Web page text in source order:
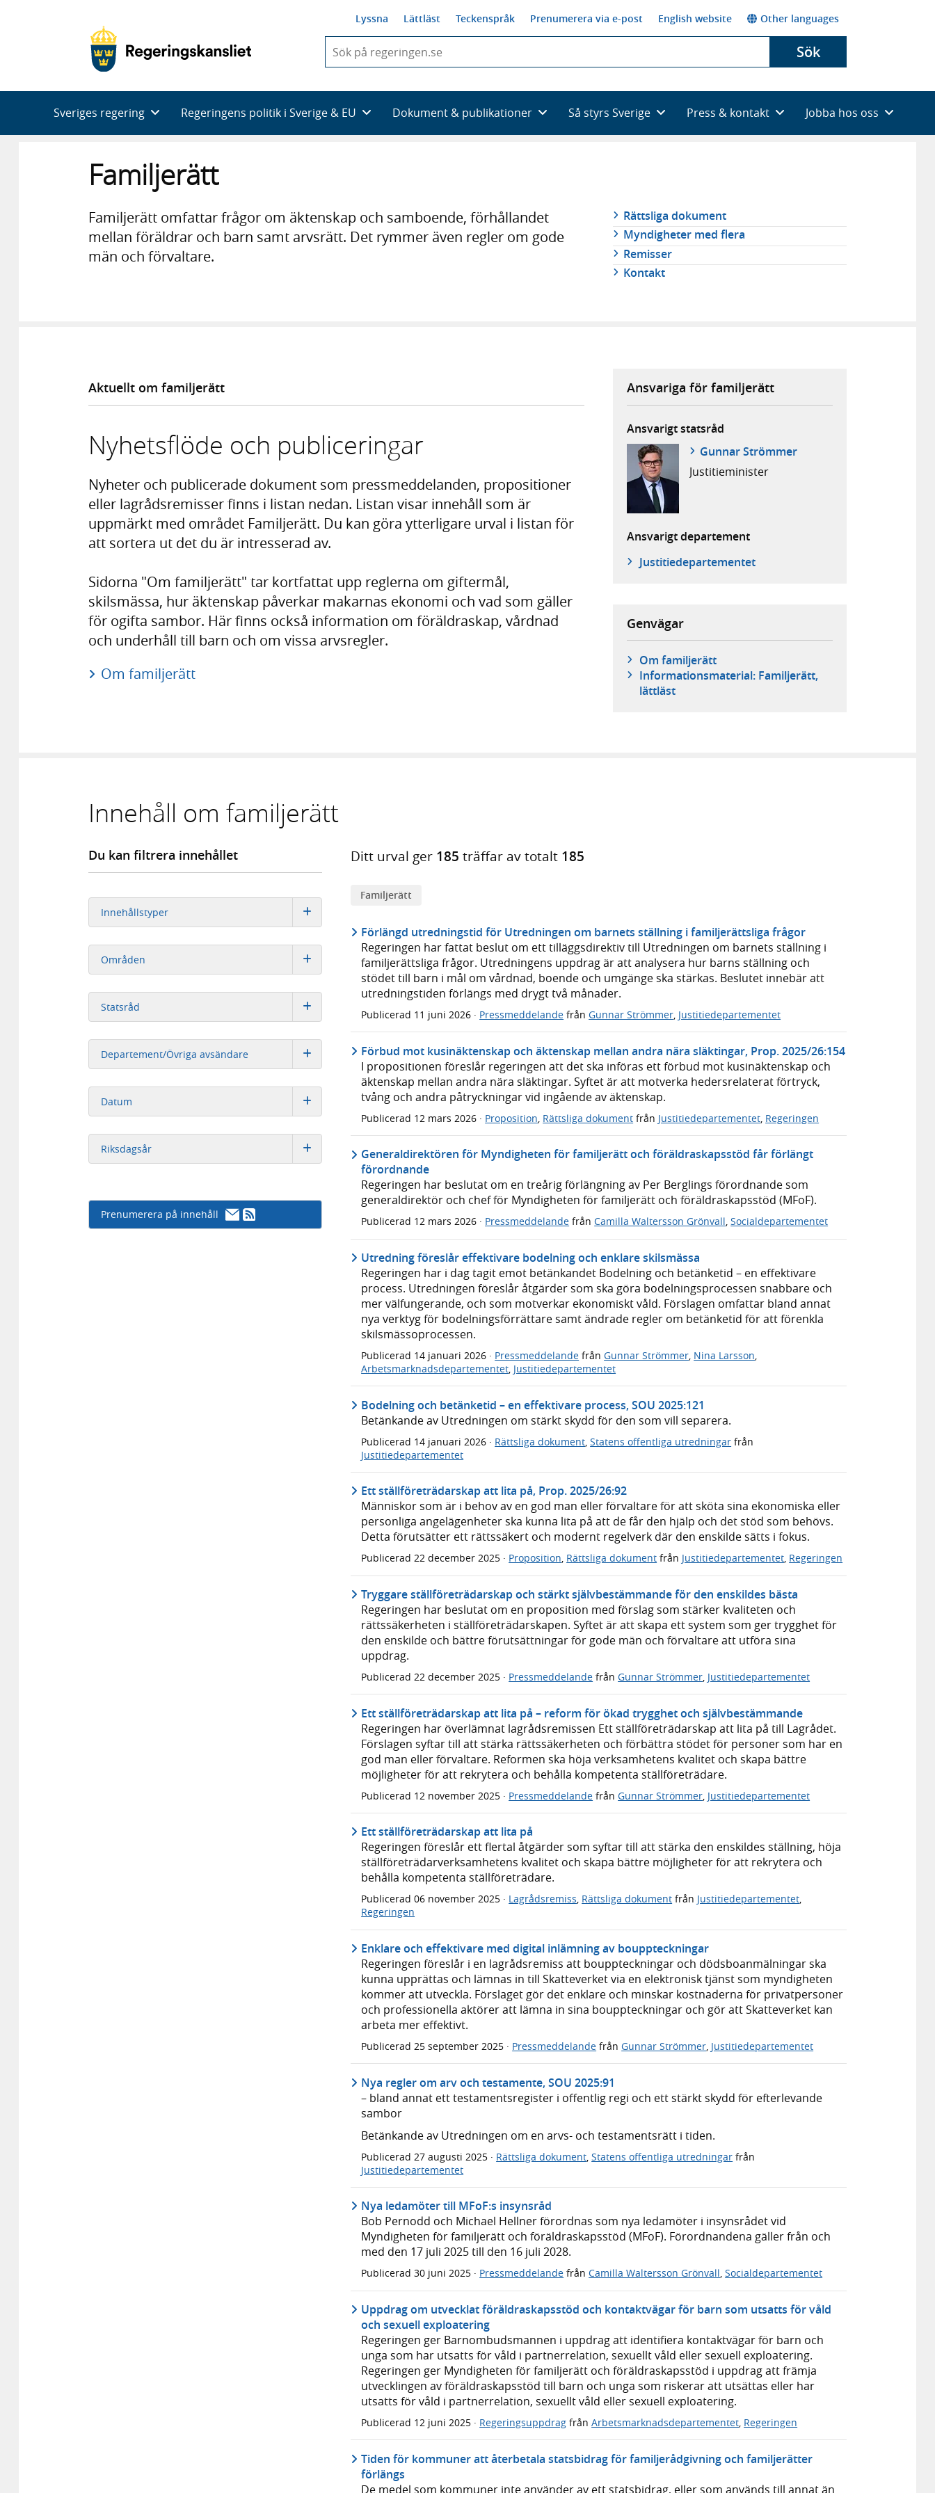
Lyssna Lättläst Teckenspråk Prenumerera via e-post English website Other languages
du
skriva
framträder
en
Sök
Sveriges regering Regeringens politik i Sverige & EU Dokument & publikationer Så styrs Sverige Press & kontakt Jobba hos oss
Familjerätt
Familjerätt omfattar frågor om äktenskap och samboende, förhållandet
mellan föräldrar och barn samt arvsrätt. Det rymmer även regler om gode
män och förvaltare.
Relaterad
navigering
Rättsliga dokument
Myndigheter med flera
Remisser
Kontakt
Ansvariga för familjerätt
Ansvarigt statsråd
Gunnar Strömmer
Justitie­minister
Ansvarigt departement
Justitie­departementet
Genvägar
Om familjerätt
Informationsmaterial: Familjerätt,
lättläst
Aktuellt om familjerätt
Nyhetsflöde och publiceringar
Nyheter och publicerade dokument som pressmeddelanden, propositioner
eller lagrådsremisser finns i listan nedan. Listan visar innehåll som är
uppmärkt med området Familjerätt. Du kan göra ytterligare urval i listan för
att sortera ut det du är intresserad av.
Sidorna "Om familjerätt" tar kortfattat upp reglerna om giftermål,
skilsmässa, hur äktenskap påverkar makarnas ekonomi och vad som gäller
för ogifta sambor. Här finns också information om föräldraskap, vårdnad
och underhåll till barn och om vissa arvsregler.
Om familjerätt
Innehåll om familjerätt
Du kan filtrera innehållet
Innehållstyper
Områden
Statsråd
Departement/Övriga avsändare
Datum
Riksdagsår
Prenumerera på innehåll
Ditt urval ger 185 träffar av totalt 185
Familjerätt
Förlängd utredningstid för Utredningen om barnets ställning i familjerättsliga frågor
Regeringen har fattat beslut om ett tilläggsdirektiv till Utredningen om barnets ställning i
familjerättsliga frågor. Utredningens uppdrag är att analysera hur barns ställning och
stödet till barn i mål om vårdnad, boende och umgänge ska stärkas. Beslutet innebär att
utredningstiden förlängs med drygt två månader.
Publicerad 11 juni 2026 · Pressmeddelande frånGunnar Strömmer, Justitiedepartementet
Förbud mot kusinäktenskap och äktenskap mellan andra nära släktingar, Prop. 2025/26:154
I propositionen föreslår regeringen att det ska införas ett förbud mot kusinäktenskap och
äktenskap mellan andra nära släktingar. Syftet är att motverka hedersrelaterat förtryck,
tvång och andra påtryckningar vid ingående av äktenskap.
Publicerad 12 mars 2026 · Proposition Rättsliga dokument från Justitiedepartementet Regeringen
Generaldirektören för Myndigheten för familjerätt och föräldraskapsstöd får förlängt
förordnande
Regeringen har beslutat om en treårig förlängning av Per Berglings förordnande som
generaldirektör och chef för Myndigheten för familjerätt och föräldraskapsstöd (MFoF).
Publicerad 12 mars 2026 · Pressmeddelande frånCamilla Waltersson Grönvall,Socialdepartementet
Utredning föreslår effektivare bodelning och enklare skilsmässa
Regeringen har i dag tagit emot betänkandet Bodelning och betänketid – en effektivare
process. Utredningen föreslår åtgärder som ska göra bodelningsprocessen snabbare och
mer välfungerande, och som motverkar ekonomiskt våld. Förslagen omfattar bland annat
nya verktyg för bodelningsförrättare samt ändrade regler om betänketid för att förenkla
skilsmässoprocessen.
Publicerad 14 januari 2026 · Pressmeddelande frånGunnar Strömmer, Nina Larsson,
Arbetsmarknadsdepartementet, Justitiedepartementet
Bodelning och betänketid – en effektivare process, SOU 2025:121
Betänkande av Utredningen om stärkt skydd för den som vill separera.
Publicerad 14 januari 2026 · Rättsliga dokument ,Statens offentliga utredningar från
Justitiedepartementet
Ett ställföreträdarskap att lita på, Prop. 2025/26:92
Människor som är i behov av en god man eller förvaltare för att sköta sina ekonomiska eller
personliga angelägenheter ska kunna lita på att de får den hjälp och det stöd som behövs.
Detta förutsätter ett rättssäkert och modernt regelverk där den enskilde sätts i fokus.
Publicerad22 december 2025 · Proposition, Rättsliga dokument från Justitiedepartementet, Regeringen
Tryggare ställföreträdarskap och stärkt självbestämmande för den enskildes bästa
Regeringen har beslutat om en proposition med förslag som stärker kvaliteten och
rättssäkerheten i ställföreträdarskapen. Syftet är att skapa ett system som ger trygghet för
den enskilde och bättre förutsättningar för gode män och förvaltare att utföra sina
uppdrag.
Publicerad22 december 2025 · Pressmeddelande frånGunnar Strömmer, Justitiedepartementet
Ett ställföreträdarskap att lita på – reform för ökad trygghet och självbestämmande
Regeringen har överlämnat lagrådsremissen Ett ställföreträdarskap att lita på till Lagrådet.
Förslagen syftar till att stärka rättssäkerheten och förbättra stödet för personer som har en
god man eller förvaltare. Reformen ska höja verksamhetens kvalitet och skapa bättre
möjligheter för att rekrytera och behålla kompetenta ställföreträdare.
Publicerad 12 november 2025 · Pressmeddelande frånGunnar Strömmer Justitiedepartementet
Ett ställföreträdarskap att lita på
Regeringen föreslår ett flertal åtgärder som syftar till att stärka den enskildes ställning, höja
ställföreträdarverksamhetens kvalitet och skapa bättre möjligheter för att rekrytera och
behålla kompetenta ställföreträdare.
Publicerad06 november 2025 · Lagrådsremiss, Rättsliga dokument från Justitiedepartementet,
Regeringen
Enklare och effektivare med digital inlämning av bouppteckningar
Regeringen föreslår i en lagrådsremiss att bouppteckningar och dödsboanmälningar ska
kunna upprättas och lämnas in till Skatteverket via en elektronisk tjänst som myndigheten
kommer att utveckla. Förslaget gör det enklare och minskar kostnaderna för privatpersoner
och professionella aktörer att lämna in sina bouppteckningar och gör att Skatteverket kan
arbeta mer effektivt.
Publicerad25 september 2025 · Pressmeddelande frånGunnar Strömmer, Justitiedepartementet
Nya regler om arv och testamente, SOU 2025:91
– bland annat ett testamentsregister i offentlig regi och ett stärkt skydd för efterlevande
sambor
Betänkande av Utredningen om en arvs- och testamentsrätt i tiden.
Publicerad 27 augusti 2025 · Rättsliga dokument ,Statens offentliga utredningar från
Justitiedepartementet
Nya ledamöter till MFoF:s insynsråd
Bob Pernodd och Michael Hellner förordnas som nya ledamöter i insynsrådet vid
Myndigheten för familjerätt och föräldraskapsstöd (MFoF). Förordnandena gäller från och
med den 17 juli 2025 till den 16 juli 2028.
Publicerad30 juni 2025 · Pressmeddelande frånCamilla Waltersson Grönvall,Socialdepartementet
Uppdrag om utvecklat föräldraskapsstöd och kontaktvägar för barn som utsatts för våld
och sexuell exploatering
Regeringen ger Barnombudsmannen i uppdrag att identifiera kontaktvägar för barn och
unga som har utsatts för våld i partnerrelation, sexuellt våld eller sexuell exploatering.
Regeringen ger Myndigheten för familjerätt och föräldraskapsstöd i uppdrag att främja
utvecklingen av föräldraskapsstöd till barn och unga som riskerar att utsättas eller har
utsatts för våld i partnerrelation, sexuellt våld eller sexuell exploatering.
Publicerad 12 juni 2025 · Regeringsuppdrag frånArbetsmarknadsdepartementet, Regeringen
Tiden för kommuner att återbetala statsbidrag för familjerådgivning och familjerätter
förlängs
De medel som kommuner inte använder av ett statsbidrag, eller som används till annat än